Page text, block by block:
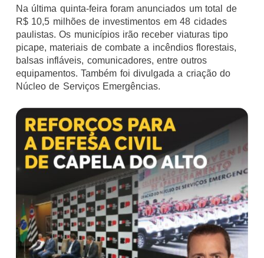
Na última quinta-feira foram anunciados um total de
R$ 10,5 milhões de investimentos em 48 cidades
paulistas. Os municípios irão receber viaturas tipo
picape, materiais de combate a incêndios florestais,
balsas infláveis, comunicadores, entre outros
equipamentos. Também foi divulgada a criação do
Núcleo de Serviços Emergências.